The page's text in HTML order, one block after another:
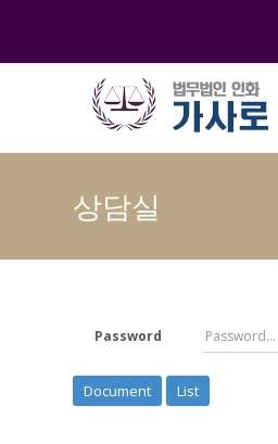
상담실
Password
Document List